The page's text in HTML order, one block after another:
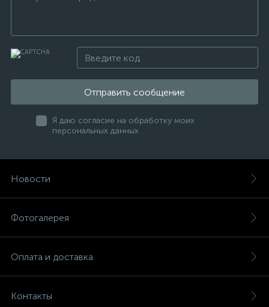
Отправить сообщение
Я даю согласие на обработку моих
персональных данных
Новости
Фотогалерея
Оплата и доставка
Контакты